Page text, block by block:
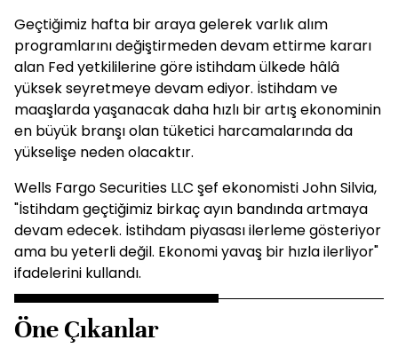
Geçtiğimiz hafta bir araya gelerek varlık alım
programlarını değiştirmeden devam ettirme kararı
alan Fed yetkililerine göre istihdam ülkede hâlâ
yüksek seyretmeye devam ediyor. İstihdam ve
maaşlarda yaşanacak daha hızlı bir artış ekonominin
en büyük branşı olan tüketici harcamalarında da
yükselişe neden olacaktır.
Wells Fargo Securities LLC şef ekonomisti John Silvia,
"İstihdam geçtiğimiz birkaç ayın bandında artmaya
devam edecek. İstihdam piyasası ilerleme gösteriyor
ama bu yeterli değil. Ekonomi yavaş bir hızla ilerliyor"
ifadelerini kullandı.
Öne Çıkanlar